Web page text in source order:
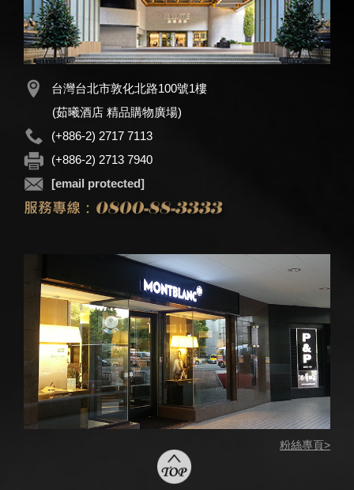
台灣台北市敦化北路100號1樓
(茹曦酒店 精品購物廣場)
(+886-2) 2717 7113
(+886-2) 2713 7940
[email protected]
粉絲專頁>